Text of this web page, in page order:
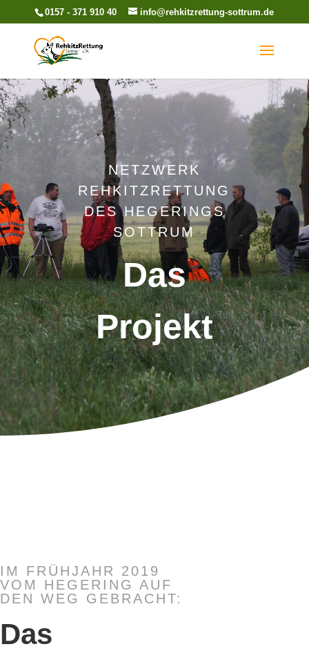
0157 - 371 910 40 info@rehkitzrettung-sottrum.de
NETZWERK
REHKITZRETTUNG
DES HEGERINGS
SOTTRUM
Das
Projekt
IM FRÜHJAHR 2019
VOM HEGERING AUF
DEN WEG GEBRACHT:
Das